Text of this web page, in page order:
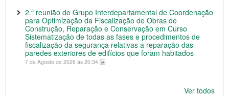
2.ª reunião do Grupo Interdepartamental de Coordenação
para Optimização da Fiscalização de Obras de
Construção, Reparação e Conservação em Curso
Sistematização de todas as fases e procedimentos de
fiscalização da segurança relativas a reparação das
paredes exteriores de edifícios que foram habitados
7 de Agosto de 2026 às 20:34
Ver todos